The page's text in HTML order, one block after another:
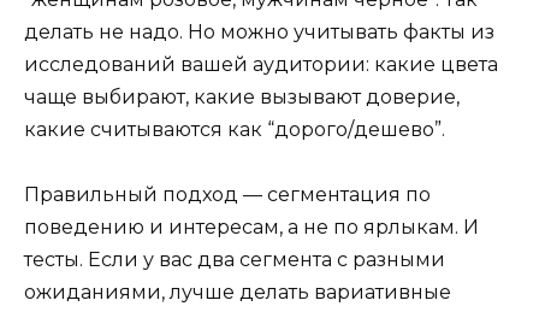
делать не надо. Но можно учитывать факты из
исследований вашей аудитории: какие цвета
чаще выбирают, какие вызывают доверие,
какие считываются как “дорого/дешево”.
Правильный подход — сегментация по
поведению и интересам, а не по ярлыкам. И
тесты. Если у вас два сегмента с разными
ожиданиями, лучше делать вариативные